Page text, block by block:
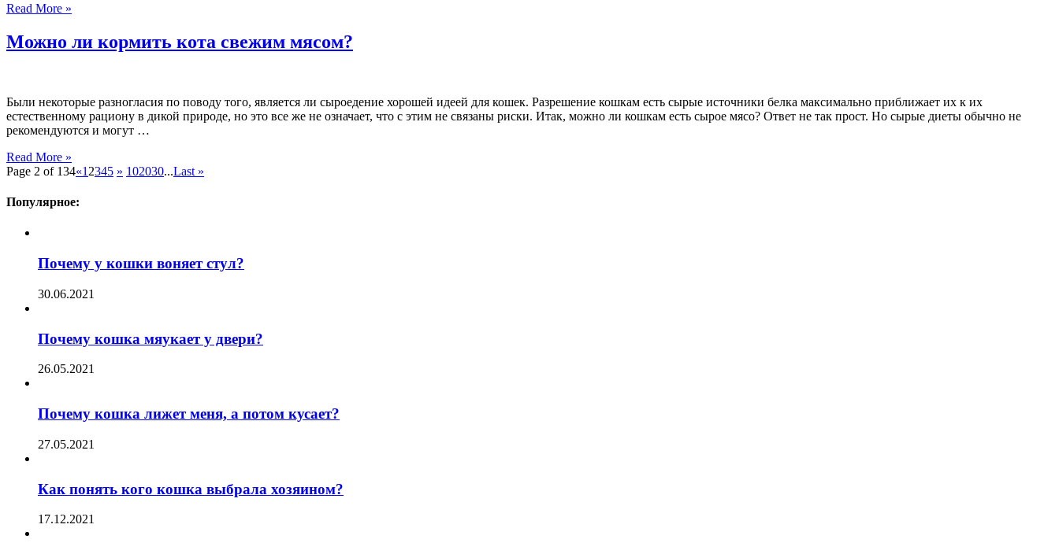
Read More »
Можно ли кормить кота свежим мясом?
Были некоторые разногласия по поводу того, является ли сыроедение хорошей идеей для кошек. Разрешение кошкам есть сырые источники белка максимально приближает их к их
естественному рациону в дикой природе, но это все же не означает, что с этим не связаны риски. Итак, можно ли кошкам есть сырое мясо? Ответ не так прост. Но сырые диеты обычно не
рекомендуются и могут …
Read More »
Page 2 of 134«1 2345 » 102030...Last »
Популярное:
Почему у кошки воняет стул?
30.06.2021
Почему кошка мяукает у двери?
26.05.2021
Почему кошка лижет меня, а потом кусает?
27.05.2021
Как понять кого кошка выбрала хозяином?
17.12.2021